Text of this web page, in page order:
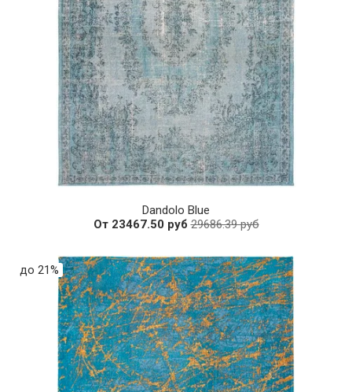
Dandolo Blue
От 23467.50 руб29686.39 руб
до 21%